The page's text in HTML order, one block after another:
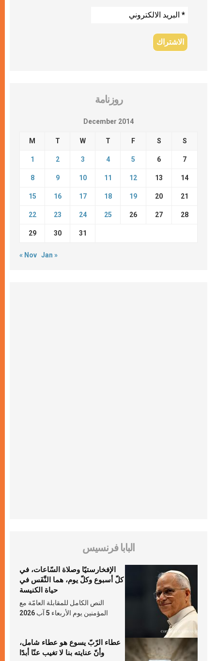
روزنامة
December 2014
M T W T F S S
1 2 3 4 5 6 7
8 9 10 11 12 13 14
15 16 17 18 19 20 21
22 23 24 25 26 27 28
29 30 31
« Nov Jan »
البابا فرنسيس
الإفخارستيّا وصلاة السّاعات، في
كلّ أسبوع وكلّ يوم، هما النَّفَس في
حياة الكنيسة
النص الكامل للمقابلة العامّة مع
المؤمنين يوم الأربعاء 5 آب 2026
عطاء الرّبّ يسوع هو عطاء شامل،
وأنّ عنايته بنا لا تغيب عنّا أبدًا